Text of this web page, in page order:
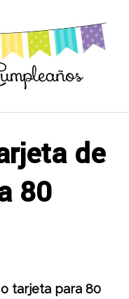
de
80
tarjeta para 80